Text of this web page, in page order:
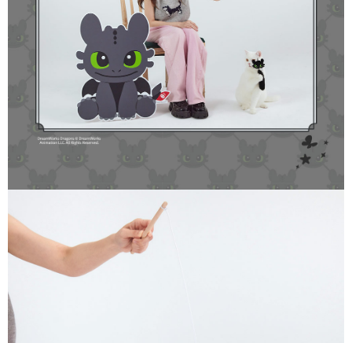
４．使用「AFTEE先享後付」時，將依據個別帳號之用戶狀況，依本公司即
時審查核予不同之上限額度；若仍有額度不足之情形，本公司將視審查結果
請求用戶進行身份認證。
５．嚴禁一人註冊多個帳號或使用他人資訊註冊。若發現惡意使用之情形，
恩沛科技股份有限公司將有權停止該用戶之使用額度並採取法律行動。
每筆NT$120，滿NT$1,200(含以上)免運費
貨到付款(無配送離島)
每筆NT$130，滿NT$1,200(含以上)免運費